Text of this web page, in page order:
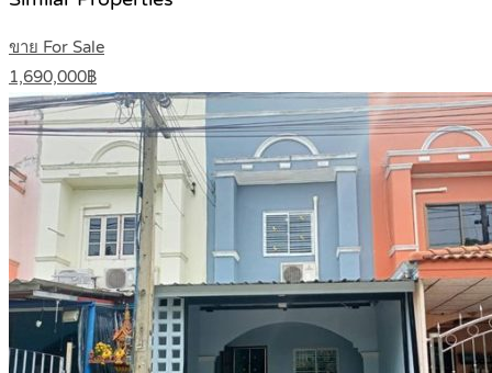
ขาย For Sale
1,690,000฿